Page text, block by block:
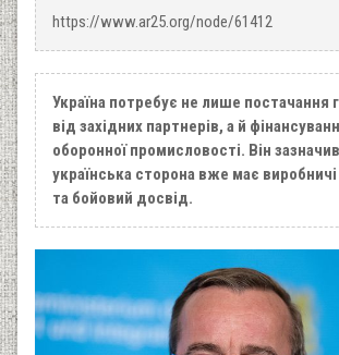
https://www.ar25.org/node/61412
Україна потребує не лише постачання
від західних партнерів, а й
оборонної промисловості. Він
українська сторона вже має
та бойовий досвід.